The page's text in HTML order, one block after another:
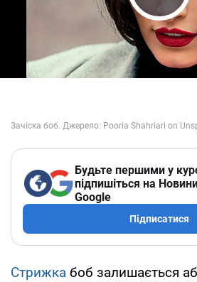
Play
Будьте першими у
підпишіться на
Google
Підписатися
Стрижка боб залишається